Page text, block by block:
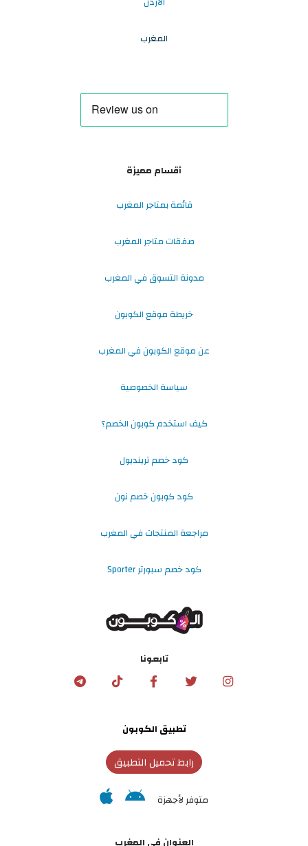
المغرب
أقسام مميزة
قائمة بمتاجر المغرب
صفقات متاجر المغرب
مدونة التسوق في المغرب
خريطة موقع الكوبون
عن موقع الكوبون في المغرب
سياسة الخصوصية
كيف استخدم كوبون الخصم؟
كود خصم ترينديول
كود كوبون خصم نون
مراجعة المنتجات في المغرب
كود خصم سبورتر Sporter
تابعونا
تطبيق الكوبون
رابط تحميل التطبيق
متوفر لأجهزة